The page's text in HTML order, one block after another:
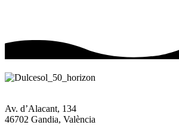
Av. d’Alacant, 134
46702 Gandia, València